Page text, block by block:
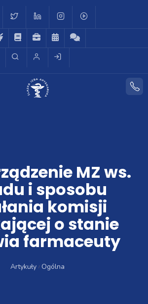
MZ ws.
i sposobu
komisji
o stanie
farmaceuty
Artykuły Ogólna